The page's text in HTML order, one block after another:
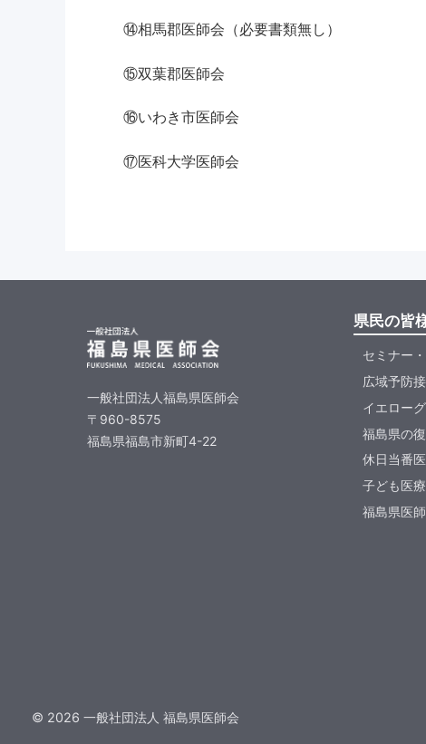
⑭相馬郡医師会（必要書類無し）
⑮双葉郡医師会
⑯いわき市医師会
⑰医科大学医師会
一般社団法人福島県医師会
〒960-8575
福島県福島市新町4-22
県民の皆
セミナー
広域予防
イエロー
福島県の
休日当番
子ども医
福島県医
© 2026 一般社団法人 福島県医師会